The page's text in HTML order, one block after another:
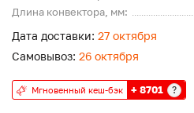
Длина конвектора, мм:
Дата доставки: 27 октября
Самовывоз: 26 октября
Мгновенный кеш-бэк + 8701 ?